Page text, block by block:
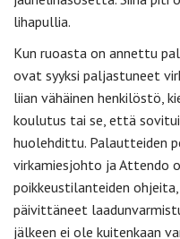
lihapullia.
Kun ruoasta on annettu
ovat syyksi paljastuneet
liian vähäinen henkilöstö,
koulutus tai se, että
huolehdittu. Palautteiden
virkamiesjohto ja Attendo
poikkeustilanteiden
päivittäneet
jälkeen ei ole kuitenkaan